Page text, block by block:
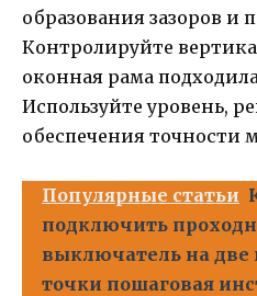
образования зазоров и
Контролируйте
оконная рама
Используйте уровень,
обеспечения точности
Популярные статьи
подключить
выключатель на две
точки пошаговая